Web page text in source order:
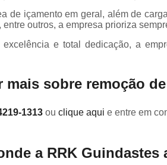
de içamento em geral, além de
entre outros, a empresa prioriza
excelência e total dedicação, a
mais sobre remoção
1313 ou clique aqui e entre em
a RRK Guindastes